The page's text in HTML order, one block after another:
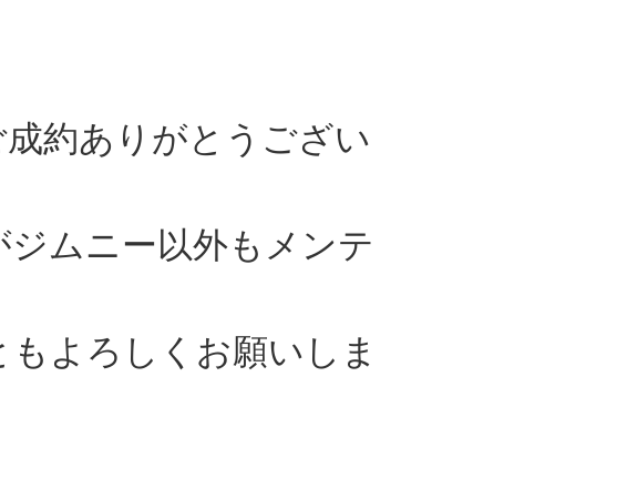
約ありがとうござい
ムニー以外もメンテ
よろしくお願いしま